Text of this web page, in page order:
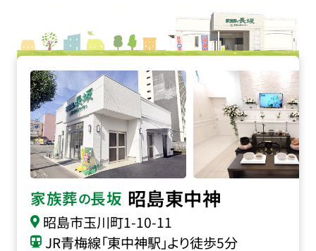
家族葬の長坂 昭島東中神
昭島市玉川町1-10-11
JR青梅線「東中神駅」より徒歩5分
家族葬の長坂 昭島東中神の詳細へ